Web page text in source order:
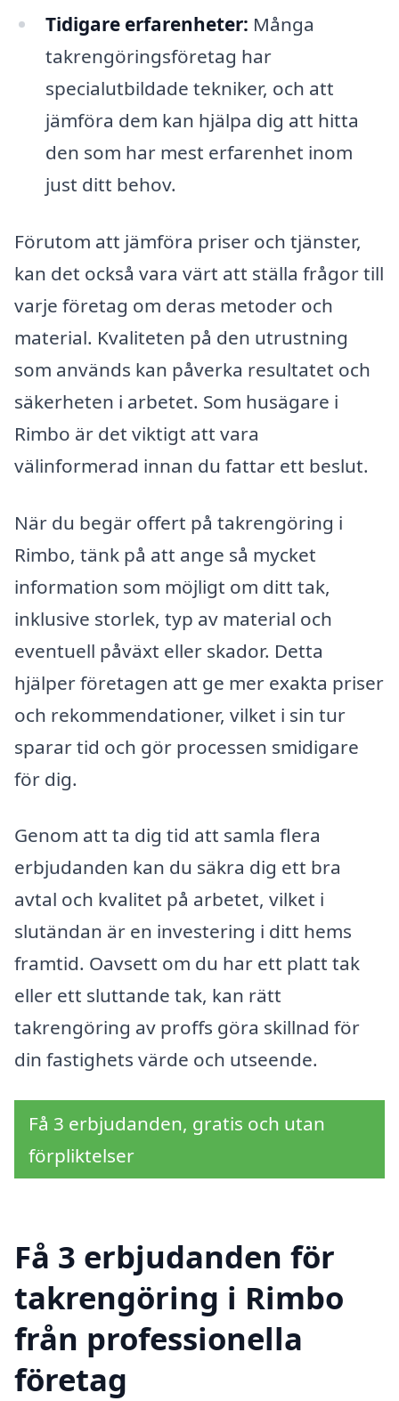
Tidigare erfarenheter: Många
takrengöringsföretag har
specialutbildade tekniker, och att
jämföra dem kan hjälpa dig att hitta
den som har mest erfarenhet inom
just ditt behov.
Förutom att jämföra priser och tjänster,
kan det också vara värt att ställa frågor till
varje företag om deras metoder och
material. Kvaliteten på den utrustning
som används kan påverka resultatet och
säkerheten i arbetet. Som husägare i
Rimbo är det viktigt att vara
välinformerad innan du fattar ett beslut.
När du begär offert på takrengöring i
Rimbo, tänk på att ange så mycket
information som möjligt om ditt tak,
inklusive storlek, typ av material och
eventuell påväxt eller skador. Detta
hjälper företagen att ge mer exakta priser
och rekommendationer, vilket i sin tur
sparar tid och gör processen smidigare
för dig.
Genom att ta dig tid att samla flera
erbjudanden kan du säkra dig ett bra
avtal och kvalitet på arbetet, vilket i
slutändan är en investering i ditt hems
framtid. Oavsett om du har ett platt tak
eller ett sluttande tak, kan rätt
takrengöring av proffs göra skillnad för
din fastighets värde och utseende.
Få 3 erbjudanden, gratis och utan
förpliktelser
Få 3 erbjudanden för
takrengöring i Rimbo
från professionella
företag